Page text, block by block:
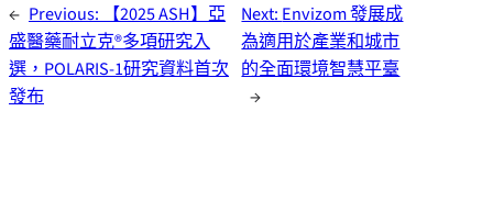
← Previous:
【2025 ASH】亞
盛醫藥耐立克®多項研究入
選，POLARIS-1研究資料首次
發布
Next: Envizom 發展成
為適用於產業和城市
的全面環境智慧平臺
→